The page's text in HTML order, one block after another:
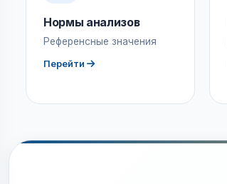
Нормы анализов
Референсные значения
Перейти